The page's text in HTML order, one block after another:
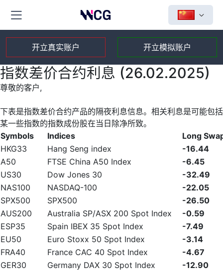
开立真实账户 开立模拟账户
指数差价合约利息 (26.02.2025)
尊敬的客户,
下表是指数差价合约产品的隔夜利息信息。相关利息是可能包括
某一些指数的指数成份股在当日除净所致。
Symbols
Indices
Long
HKG33
Hang Seng index
-16.44
A50
FTSE China A50 Index
-6.45
US30
Dow Jones 30
-32.49
NAS100
NASDAQ-100
-22.05
SPX500
SPX500
-26.50
AUS200
Australia SP/ASX 200 Spot Index
-0.59
ESP35
Spain IBEX 35 Spot Index
-7.49
EU50
Euro Stoxx 50 Spot Index
-3.14
FRA40
France CAC 40 Spot Index
-4.67
GER30
Germany DAX 30 Spot Index
-12.90